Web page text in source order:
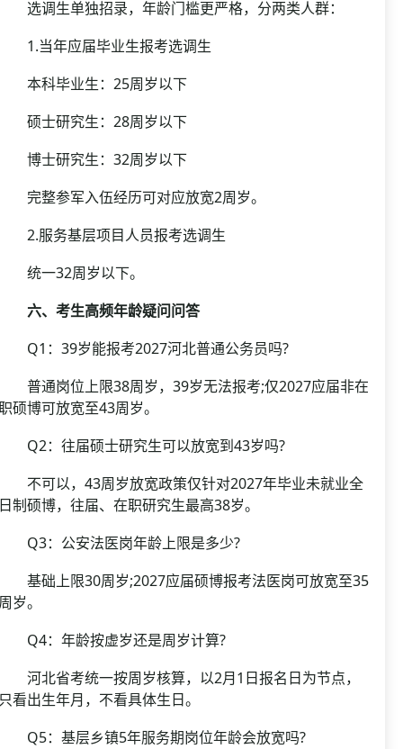
调生单独招录，年龄门槛更严格，分两类人群：
当年应届毕业生报考选调生
科毕业生：25周岁以下
士研究生：28周岁以下
士研究生：32周岁以下
整参军入伍经历可对应放宽2周岁。
服务基层项目人员报考选调生
一32周岁以下。
、考生高频年龄疑问问答
：39岁能报考2027河北普通公务员吗?
通岗位上限38周岁，39岁无法报考;仅2027应届非在
硕博可放宽至43周岁。
：往届硕士研究生可以放宽到43岁吗?
可以，43周岁放宽政策仅针对2027年毕业未就业全
制硕博，往届、在职研究生最高38岁。
：公安法医岗年龄上限是多少?
础上限30周岁;2027应届硕博报考法医岗可放宽至35
岁。
：年龄按虚岁还是周岁计算?
北省考统一按周岁核算，以2月1日报名日为节点，
看出生年月，不看具体生日。
：基层乡镇5年服务期岗位年龄会放宽吗?